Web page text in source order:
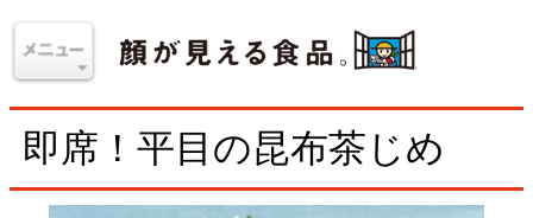
即席！平目の昆布茶じめ